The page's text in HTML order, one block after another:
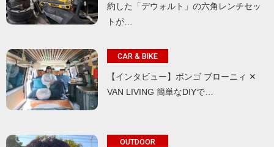
約した「デウォルト」の六角レンチセッ
トが…
CAR & BIKE
【インタビュー】ボンゴ ブローニィ ✕
VAN LIVING 簡単なDIYで…
OUTDOOR